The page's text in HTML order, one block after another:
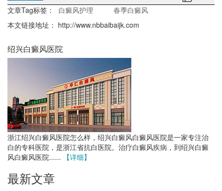
文章Tag标签：
白癜风护理
春季白癜风
本文链接地址： http://www.nbbaibaijk.com
绍兴白癜风医院
浙江绍兴白癜风医院怎么样，绍兴白癜风白癜风医院是一家专注治
白的专科医院，是浙江省抗白医院。治疗白癜风疾病，到绍兴白癜
风白癜风医院......
【详细】
最新文章